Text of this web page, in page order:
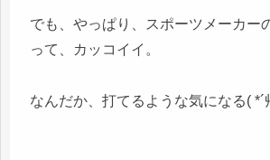
でも、やっぱり、スポーツメーカー
って、カッコイイ。
なんだか、打てるような気になる( *´